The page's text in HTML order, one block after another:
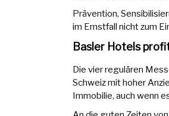
Prävention,
im Ernstfall nicht zum
Basler Hotels
Die vier regulären
Schweiz mit hoher
Immobilie, auch wenn